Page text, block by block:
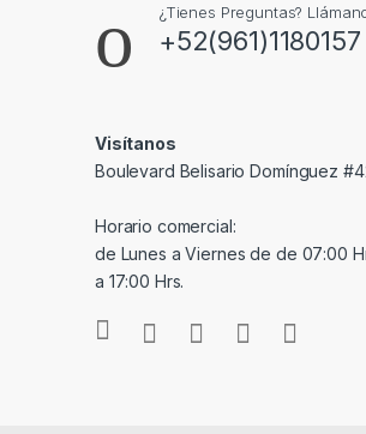
¿Tienes Preguntas?
+52(961)1180157
Visítanos
Boulevard Belisario Domínguez
Horario comercial:
de Lunes a Viernes de de 07:00
a 17:00 Hrs.